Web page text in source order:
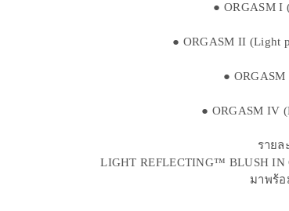
● ORGASM I
● ORGASM II (Light
●
● ORGASM IV
LIGHT REFLECTING™ BLUSH
มาพร้อ